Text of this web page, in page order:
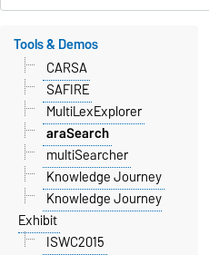
Tools & Demos
CARSA
SAFIRE
MultiLexExplorer
araSearch
multiSearcher
Knowledge Journey
Knowledge Journey
Exhibit
ISWC2015